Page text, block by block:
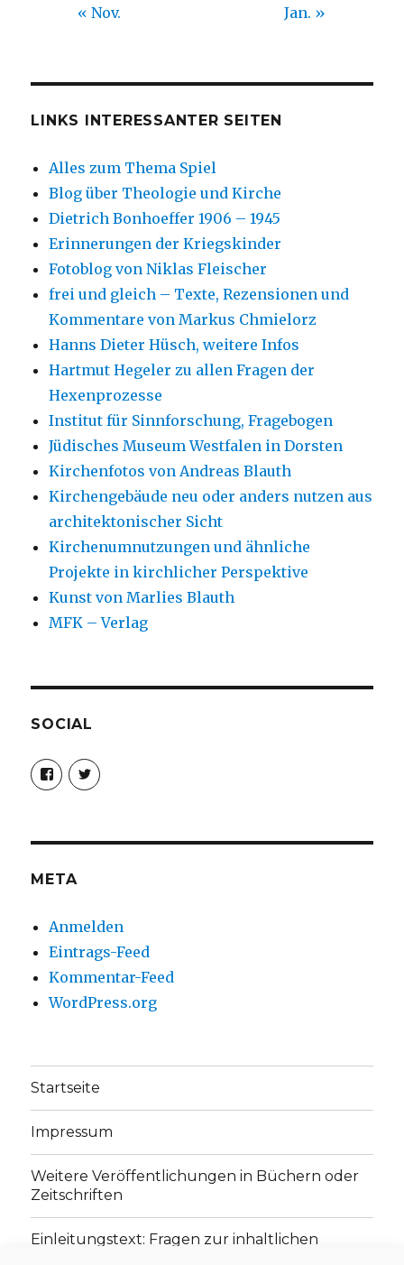
« Nov. Jan. »
LINKS INTERESSANTER SEITEN
Alles zum Thema Spiel
Blog über Theologie und Kirche
Dietrich Bonhoeffer 1906 – 1945
Erinnerungen der Kriegskinder
Fotoblog von Niklas Fleischer
frei und gleich – Texte, Rezensionen und
Kommentare von Markus Chmielorz
Hanns Dieter Hüsch, weitere Infos
Hartmut Hegeler zu allen Fragen der
Hexenprozesse
Institut für Sinnforschung, Fragebogen
Jüdisches Museum Westfalen in Dorsten
Kirchenfotos von Andreas Blauth
Kirchengebäude neu oder anders nutzen aus
architektonischer Sicht
Kirchenumnutzungen und ähnliche
Projekte in kirchlicher Perspektive
Kunst von Marlies Blauth
MFK – Verlag
SOCIAL
Profil
von
christoph.fleischer1
anzeigen
Profil
von
anzeigen
META
Anmelden
Eintrags-Feed
Kommentar-Feed
WordPress.org
Startseite
Impressum
Weitere Veröffentlichungen in Büchern oder
Zeitschriften
Einleitungstext: Fragen zur inhaltlichen